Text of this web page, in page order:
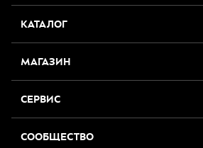
КАТАЛОГ
МАГАЗИН
СЕРВИС
СООБЩЕСТВО